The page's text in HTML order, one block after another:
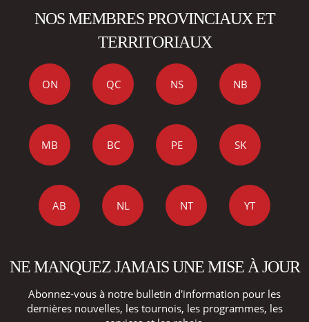
NOS MEMBRES PROVINCIAUX ET
TERRITORIAUX
ON QC NS NB
MB BC PE SK
AB NL NT YT
NE MANQUEZ JAMAIS UNE MISE À JOUR
Abonnez-vous à notre bulletin d'information pour les
dernières nouvelles, les tournois, les programmes, les